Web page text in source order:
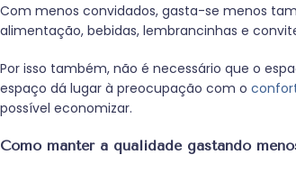
Com menos convidados, gasta-se menos
alimentação, bebidas, lembrancinhas e
Por isso também, não é necessário que o
espaço dá lugar à preocupação com o
possível economizar.
Como manter a qualidade gastando